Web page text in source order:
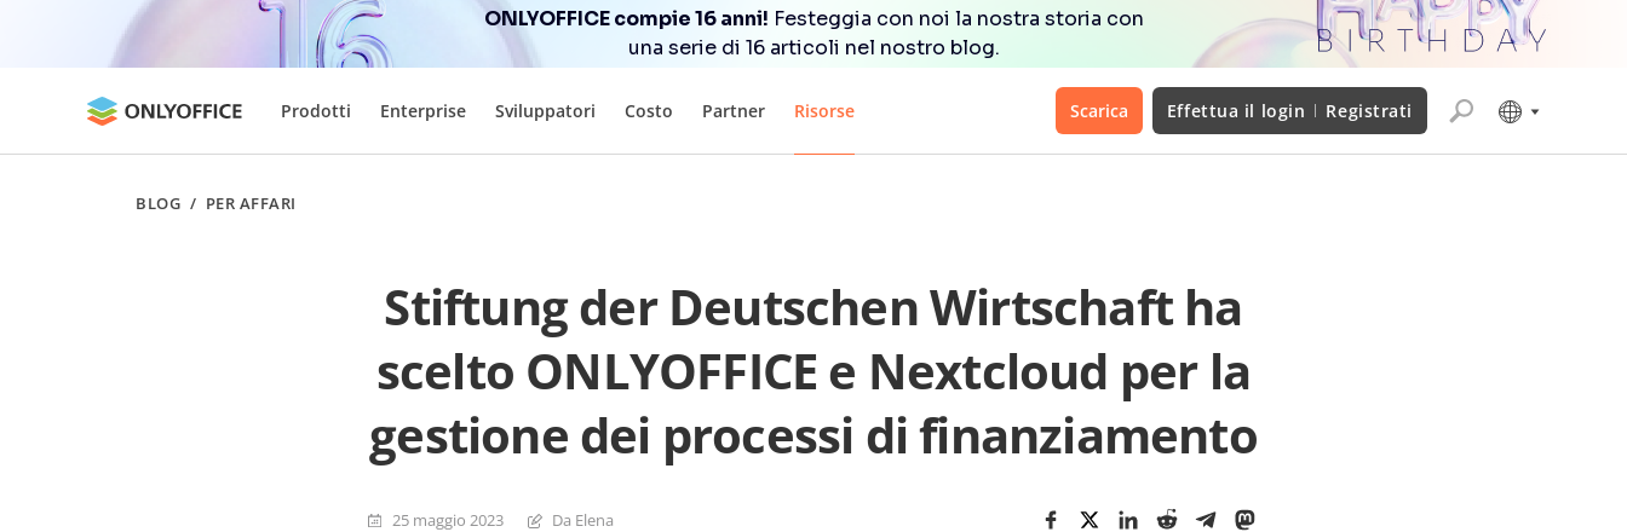
ONLYOFFICE compie 16 anni! Festeggia con noi la nostra storia con
una serie di 16 articoli nel nostro blog.
Prodotti Enterprise Sviluppatori Costo Partner Risorse Scarica Effettua il login Registrati
BLOG / PER AFFARI
Stiftung der Deutschen Wirtschaft ha
scelto ONLYOFFICE e Nextcloud per la
gestione dei processi di finanziamento
25 maggio 2023 Da Elena